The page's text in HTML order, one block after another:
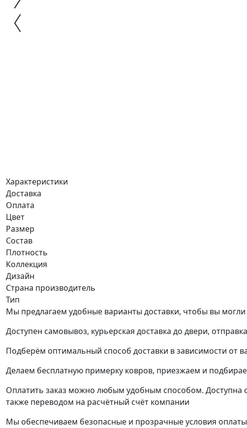
Характеристики
Доставка
Оплата
Цвет
Размер
Состав
Плотность
Коллекция
Дизайн
Страна производитель
Тип
Мы предлагаем удобные варианты доставки, чтобы вы
Доступен самовывоз, курьерская доставка до двери,
Подберём оптимальный способ доставки в зависимости от
Делаем бесплатную примерку ковров, приезжаем и
Оплатить заказ можно любым удобным способом. Доступна
также переводом на расчётный счёт компании
Мы обеспечиваем безопасные и прозрачные условия оплаты